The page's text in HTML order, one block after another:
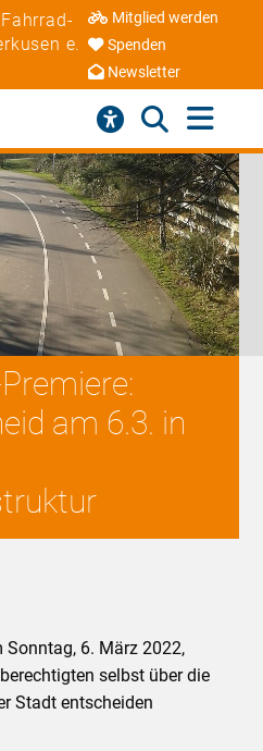
e.
Mitglied werden
Spenden
Newsletter
am 6.3. in
Sonntag, 6. März 2022,
selbst über die
Stadt entscheiden